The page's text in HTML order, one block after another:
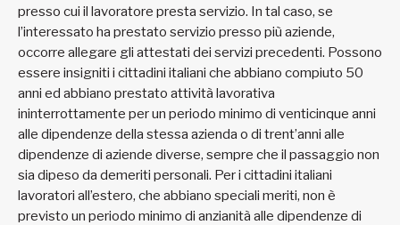
presso cui il lavoratore presta servizio. In tal caso, se
l’interessato ha prestato servizio presso più aziende,
occorre allegare gli attestati dei servizi precedenti. Possono
essere insigniti i cittadini italiani che abbiano compiuto 50
anni ed abbiano prestato attività lavorativa
ininterrottamente per un periodo minimo di venticinque anni
alle dipendenze della stessa azienda o di trent’anni alle
dipendenze di aziende diverse, sempre che il passaggio non
sia dipeso da demeriti personali. Per i cittadini italiani
lavoratori all’estero, che abbiano speciali meriti, non è
previsto un periodo minimo di anzianità alle dipendenze di